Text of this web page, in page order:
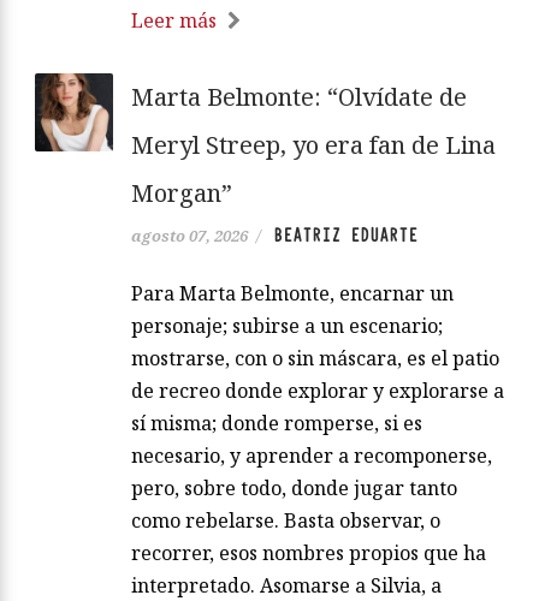
Leer más
Marta Belmonte: “Olvídate de
Meryl Streep, yo era fan de Lina
Morgan”
agosto 07, 2026 / BEATRIZ EDUARTE
Para Marta Belmonte, encarnar un
personaje; subirse a un escenario;
mostrarse, con o sin máscara, es el patio
de recreo donde explorar y explorarse a
sí misma; donde romperse, si es
necesario, y aprender a recomponerse,
pero, sobre todo, donde jugar tanto
como rebelarse. Basta observar, o
recorrer, esos nombres propios que ha
interpretado. Asomarse a Silvia, a